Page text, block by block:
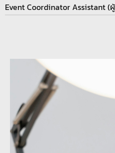
Event Coordinator Assistant (